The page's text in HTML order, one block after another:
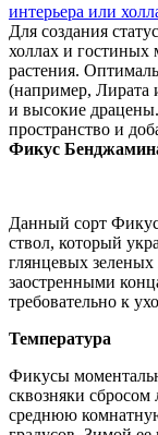
интерьера или
Для создания
холлах и
растения.
(например, Лирата
и высокие
пространство и
Фикус
Данный сорт
ствол, который
глянцевых
заостренными
требовательно к
Температура
Фикусы
сквозняки
среднюю